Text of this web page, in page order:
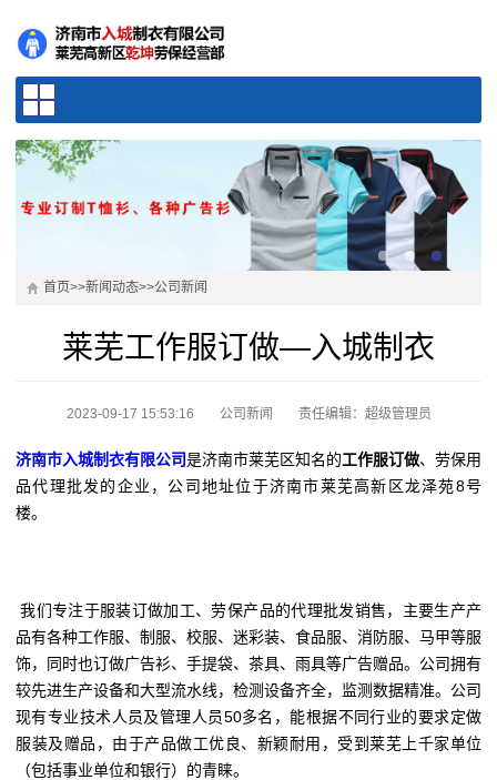
首页>>新闻动态>>公司新闻
莱芜工作服订做—入城制衣
2023-09-17 15:53:16 公司新闻 责任编辑：超级管理员
济南市入城制衣有限公司是济南市莱芜区知名的工作服订做、劳保用
品代理批发的企业，公司地址位于济南市莱芜高新区龙泽苑8号
楼。
我们专注于服装订做加工、劳保产品的代理批发销售，主要生产产
品有各种工作服、制服、校服、迷彩装、食品服、消防服、马甲等服
饰，同时也订做广告衫、手提袋、茶具、雨具等广告赠品。公司拥有
较先进生产设备和大型流水线，检测设备齐全，监测数据精准。公司
现有专业技术人员及管理人员50多名，能根据不同行业的要求定做
服装及赠品，由于产品做工优良、新颖耐用，受到莱芜上千家单位
（包括事业单位和银行）的青睐。